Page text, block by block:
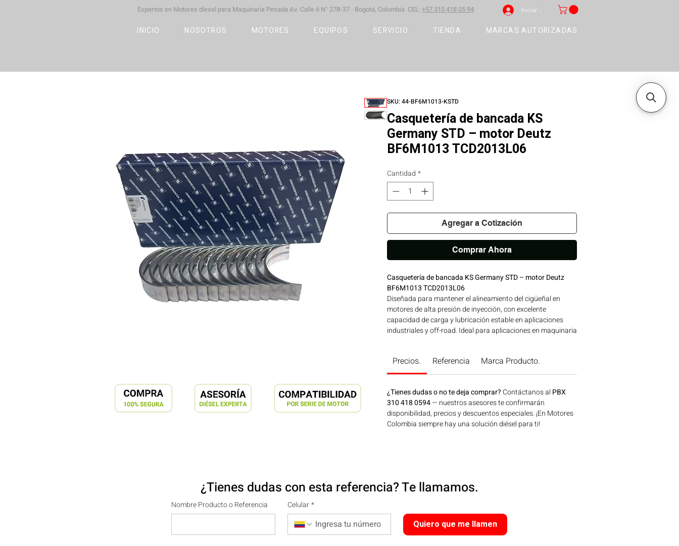
Expertos en Motores díesel para Maquinaria Pesada Av. Calle 6 N° 27B-37 - Bogotá, Colombia CEL: +57 310 418 05 94 Iniciar sesión
INICIO NOSOTROS MOTORES EQUIPOS SERVICIO TIENDA MARCAS AUTORIZADAS
SKU: 44-BF6M1013-KSTD
Casquetería de bancada KS
Germany STD – motor Deutz
BF6M1013 TCD2013L06
Cantidad *
Agregar a Cotización
Comprar Ahora
Casquetería de bancada KS Germany STD – motor Deutz
BF6M1013 TCD2013L06
Diseñada para mantener el alineamiento del cigüeñal en
motores de alta presión de inyección, con excelente
capacidad de carga y lubricación estable en aplicaciones
industriales y off-road. Ideal para aplicaciones en maquinaria
Motores Colombia.
Precios. Referencia Marca Producto.
¿Tienes dudas o no te deja comprar? Contáctanos al PBX
310 418 0594— nuestros asesores te confirmarán
disponibilidad, precios y descuentos especiales. ¡En Motores
Colombia siempre hay una solución diésel para ti!
¿Tienes dudas con esta referencia? Te llamamos.
Nombre Producto o Referencia Celular *
Quiero que me llamen